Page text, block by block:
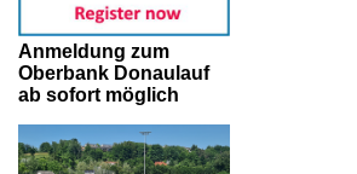
Anmeldung zum
Oberbank Donaulauf
ab sofort möglich